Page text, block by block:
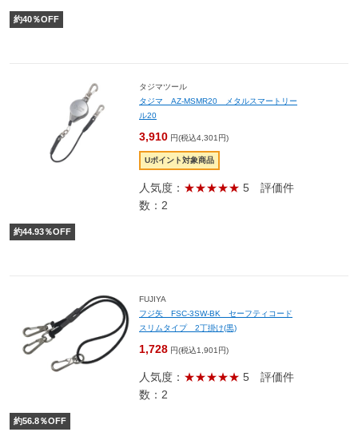
約40％OFF
タジマツール
タジマ AZ-MSMR20 メタルスマートリー
ル20
3,910 円(税込4,301円)
Uポイント対象商品
人気度： ★★★★★ 5 評価件
数：2
約44.93％OFF
FUJIYA
フジ矢 FSC-3SW-BK セーフティコード
スリムタイプ 2丁掛け(黒)
1,728 円(税込1,901円)
人気度： ★★★★★ 5 評価件
数：2
約56.8％OFF